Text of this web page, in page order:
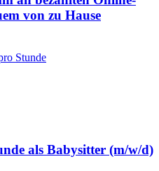
von zu Hause
Stunde
als Babysitter (m/w/d)